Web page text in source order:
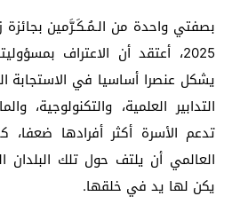
بصفتي واحدة من الـمُـكَـرَّمين بجائزة
2025، أعتقد أن الاعتراف
يشكل عنصرا أساسيا في الاستجابة
التدابير العلمية، والتكنولوجية،
تدعم الأسرة أكثر أفرادها
العالمي أن يلتف حول تلك
يكن لها يد في خلقها.